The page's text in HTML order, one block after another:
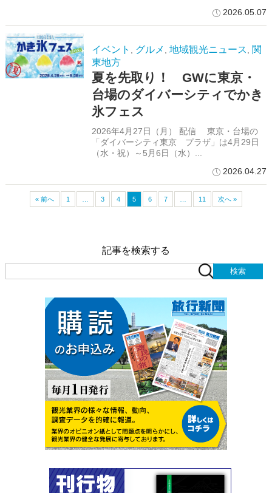
2026.05.07
イベント グルメ 地域観光ニュース
関
東地方
夏を先取り！ GWに東京・
台場のダイバーシティでかき
氷フェス
2026年4月27日（月） 配信 東京・台場の
「ダイバーシティ東京 プラザ」は4月29日
（水・祝）～5月6日（水）...
2026.04.27
« 前へ 1 3 4 5 6 7 11 次へ »
記事を検索する